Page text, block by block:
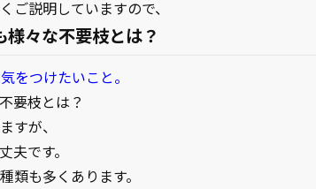
ご説明していますので、
々な不要枝とは？
をつけたいこと。
要枝とは？
すが、
です。
類も多くあります。